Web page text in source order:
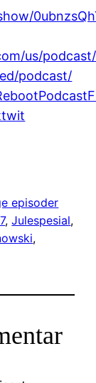
us/
podcast/
episoder
, Julespesial